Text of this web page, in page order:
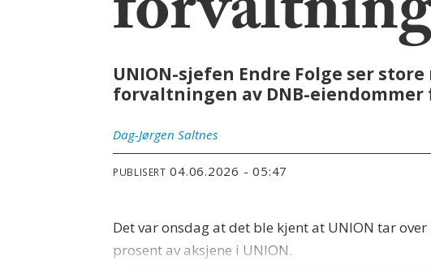
UNION-sjefen Endre Folge ser
forvaltningen av DNB-
Dag-Jørgen Saltnes
PUBLISERT 04.06.2026 - 05:47
Det var onsdag at det ble kjent at UNION tar
prosent av aksjene i UNION.